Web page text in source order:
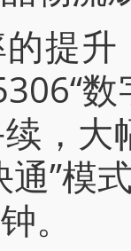
升
，
通”模
。